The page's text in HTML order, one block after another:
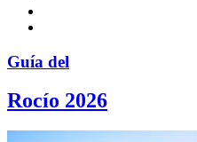
Guía del
Rocío 2026